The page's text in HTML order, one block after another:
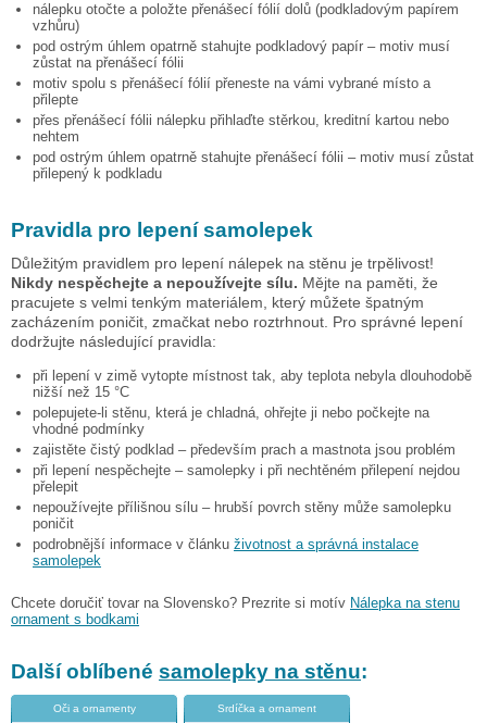
nálepku otočte a položte přenášecí fólií dolů (podkladovým papírem
vzhůru)
pod ostrým úhlem opatrně stahujte podkladový papír – motiv musí
zůstat na přenášecí fólii
motiv spolu s přenášecí fólií přeneste na vámi vybrané místo a
přilepte
přes přenášecí fólii nálepku přihlaďte stěrkou, kreditní kartou nebo
nehtem
pod ostrým úhlem opatrně stahujte přenášecí fólii – motiv musí zůstat
přilepený k podkladu
Pravidla pro lepení samolepek
Důležitým pravidlem pro lepení nálepek na stěnu je trpělivost!
Nikdy nespěchejte a nepoužívejte sílu. Mějte na paměti, že
pracujete s velmi tenkým materiálem, který můžete špatným
zacházením poničit, zmačkat nebo roztrhnout. Pro správné lepení
dodržujte následující pravidla:
při lepení v zimě vytopte místnost tak, aby teplota nebyla dlouhodobě
nižší než 15 °C
polepujete-li stěnu, která je chladná, ohřejte ji nebo počkejte na
vhodné podmínky
zajistěte čistý podklad – především prach a mastnota jsou problém
při lepení nespěchejte – samolepky i při nechtěném přilepení nejdou
přelepit
nepoužívejte přílišnou sílu – hrubší povrch stěny může samolepku
poničit
podrobnější informace v článku životnost a správná instalace
samolepek
Chcete doručiť tovar na Slovensko? Prezrite si motív Nálepka na stenu
ornament s bodkami
Další oblíbené samolepky na stěnu:
Oči a ornamenty Srdíčka a ornament